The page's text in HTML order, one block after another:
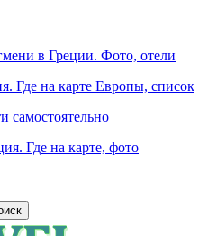
в Греции. Фото, отели
Где на карте Европы, список
самостоятельно
Где на карте, фото